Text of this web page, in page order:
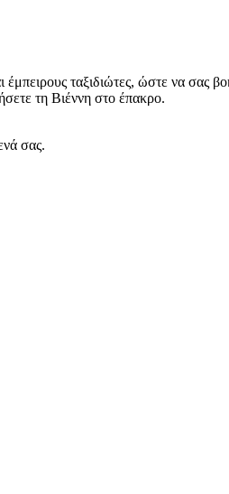
ταξιδιώτες, ώστε να
τη Βιέννη στο έπακρο.
σας.